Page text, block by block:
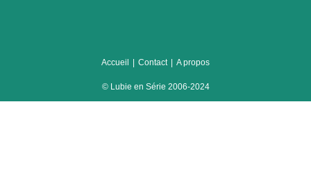
Accueil Contact A propos
© Lubie en Série 2006-2024